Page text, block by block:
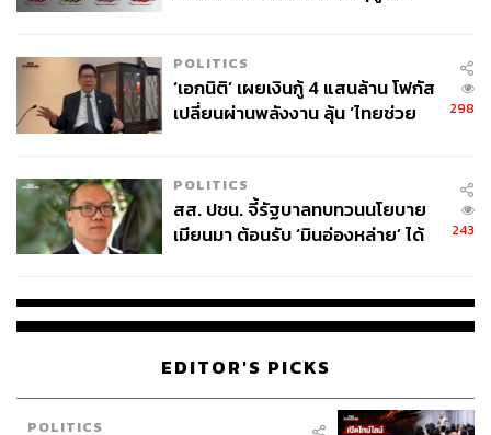
POLITICS
‘เอกนิติ’ เผยเงินกู้ 4 แสนล้าน โฟกัส
เปลี่ยนผ่านพลังงาน ลุ้น ‘ไทยช่วย
298
POLITICS
สส. ปชน. จี้รัฐบาลทบทวนนโยบาย
เมียนมา ต้อนรับ ‘มินอ่องหล่าย’ ได้
243
EDITOR'S PICKS
POLITICS